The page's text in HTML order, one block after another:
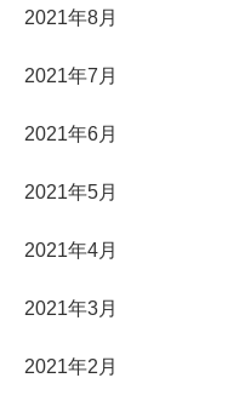
2021年8月
2021年7月
2021年6月
2021年5月
2021年4月
2021年3月
2021年2月